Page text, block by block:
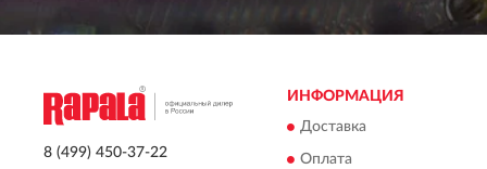
8 (499) 450-37-22
ИНФОРМАЦИЯ
Доставка
Оплата